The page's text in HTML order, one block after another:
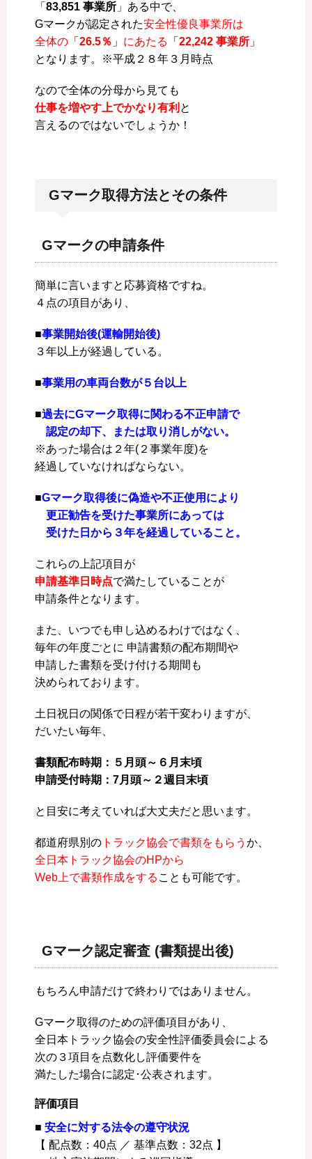
「 83,851 事業所 」ある中で、
Gマークが認定された安全性優良事業所は
全体の 「 26.5％ 」 にあたる 「 22,242 事業所 」
となります。※平成２８年３月時点
なので全体の分母から見ても
仕事を増やす上でかなり有利 と
言えるのではないでしょうか！
Gマーク取得方法とその条件
Gマークの申請条件
簡単に言いますと応募資格ですね。
４点の項目があり、
■事業開始後(運輸開始後)
３年以上が経過している。
■事業用の車両台数が５台以上
■過去にGマーク取得に関わる不正申請で
認定の却下、または取り消しがない。
※あった場合は２年(２事業年度)を
経過していなければならない。
■Gマーク取得後に偽造や不正使用により
更正勧告を受けた事業所にあっては
受けた日から３年を経過していること。
これらの上記項目が
申請基準日時点で満たしていることが
申請条件となります。
また、いつでも申し込めるわけではなく、
毎年の年度ごとに 申請書類の配布期間や
申請した書類を受け付ける期間も
決められております。
土日祝日の関係で日程が若干変わりますが、
だいたい毎年、
書類配布時期：５月頭～６月末頃
申請受付時期：7月頭～２週目末頃
と目安に考えていれば大丈夫だと思います。
都道府県別の トラック協会で書類をもらう か、
全日本トラック協会のHPから
Web上で書類作成をする ことも可能です。
Gマーク認定審査 (書類提出後)
もちろん申請だけで終わりではありません。
Gマーク取得のための評価項目があり、
全日本トラック協会の安全性評価委員会による
次の３項目を点数化し評価要件を
満たした場合に認定･公表されます。
評価項目
■ 安全に対する法令の遵守状況
【 配点数：40点 ／ 基準点数：32点 】